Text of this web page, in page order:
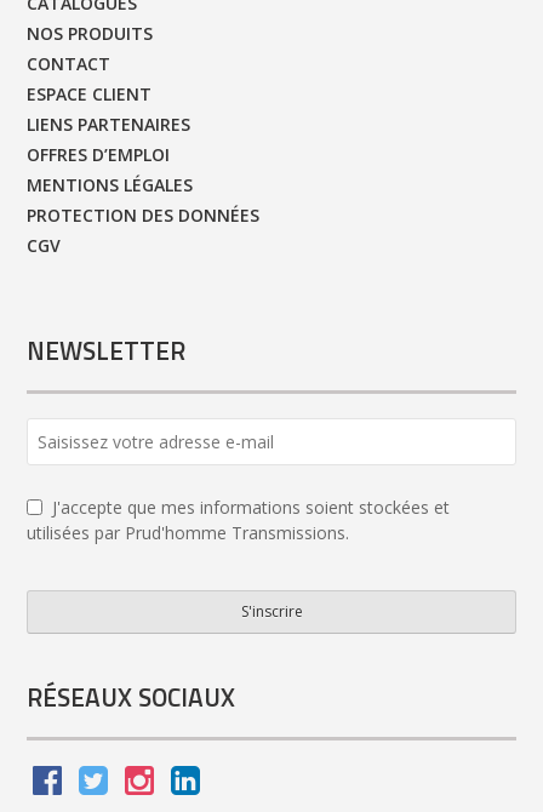
NOS PRODUITS
CONTACT
ESPACE CLIENT
LIENS PARTENAIRES
OFFRES D’EMPLOI
MENTIONS LÉGALES
PROTECTION DES DONNÉES
CGV
NEWSLETTER
J'accepte que mes informations soient stockées et
utilisées par Prud'homme Transmissions.
S'inscrire
Website *
RÉSEAUX SOCIAUX